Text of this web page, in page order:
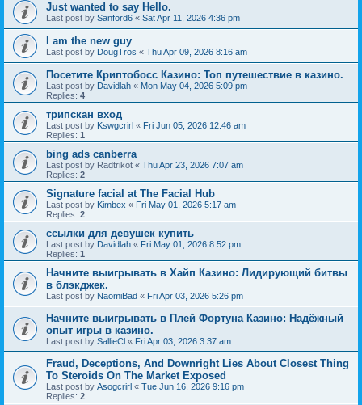
Just wanted to say Hello.
Last post by Sanford6 « Sat Apr 11, 2026 4:36 pm
I am the new guy
Last post by DougTros « Thu Apr 09, 2026 8:16 am
Посетите Криптобосс Казино: Топ путешествие в казино.
Last post by Davidlah « Mon May 04, 2026 5:09 pm
Replies: 4
трипскан вход
Last post by Kswgcrirl « Fri Jun 05, 2026 12:46 am
Replies: 1
bing ads canberra
Last post by Radtrikot « Thu Apr 23, 2026 7:07 am
Replies: 2
Signature facial at The Facial Hub
Last post by Kimbex « Fri May 01, 2026 5:17 am
Replies: 2
ссылки для девушек купить
Last post by Davidlah « Fri May 01, 2026 8:52 pm
Replies: 1
Начните выигрывать в Хайп Казино: Лидирующий битвы
в блэкджек.
Last post by NaomiBad « Fri Apr 03, 2026 5:26 pm
Начните выигрывать в Плей Фортуна Казино: Надёжный
опыт игры в казино.
Last post by SallieCl « Fri Apr 03, 2026 3:37 am
Fraud, Deceptions, And Downright Lies About Closest Thing
To Steroids On The Market Exposed
Last post by Asogcrirl « Tue Jun 16, 2026 9:16 pm
Replies: 2